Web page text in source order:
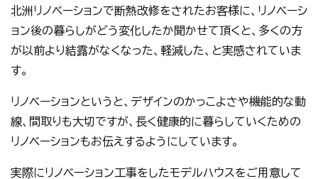
北洲リノベーションで断熱改修をされたお客様に、リノベーシ
ョン後の暮らしがどう変化したか聞かせて頂くと、多くの方
が以前より結露がなくなった、軽減した、と実感されていま
す。
リノベーションというと、デザインのかっこよさや機能的な動
線、間取りも大切ですが、長く健康的に暮らしていくための
リノベーションもお伝えするようにしています。
実際にリノベーション工事をしたモデルハウスをご用意して